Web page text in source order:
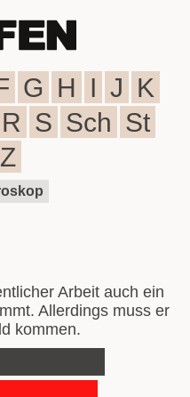
G H I J K
R S Sch St
Z
Arbeit auch ein
Allerdings muss er
kommen.